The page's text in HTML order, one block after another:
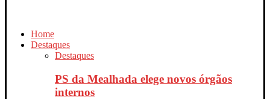
Home
Destaques
Destaques
PS da Mealhada elege novos órgãos
internos